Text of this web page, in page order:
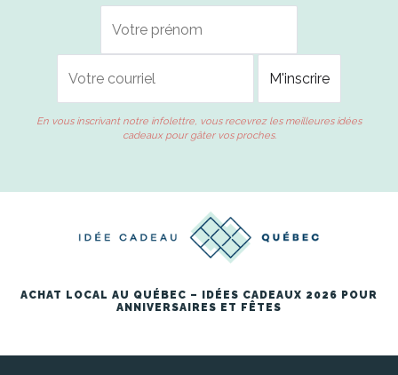
En vous inscrivant notre infolettre, vous recevrez les meilleures idées
cadeaux pour gâter vos proches.
ACHAT LOCAL AU QUÉBEC – IDÉES CADEAUX 2026 POUR
ANNIVERSAIRES ET FÊTES